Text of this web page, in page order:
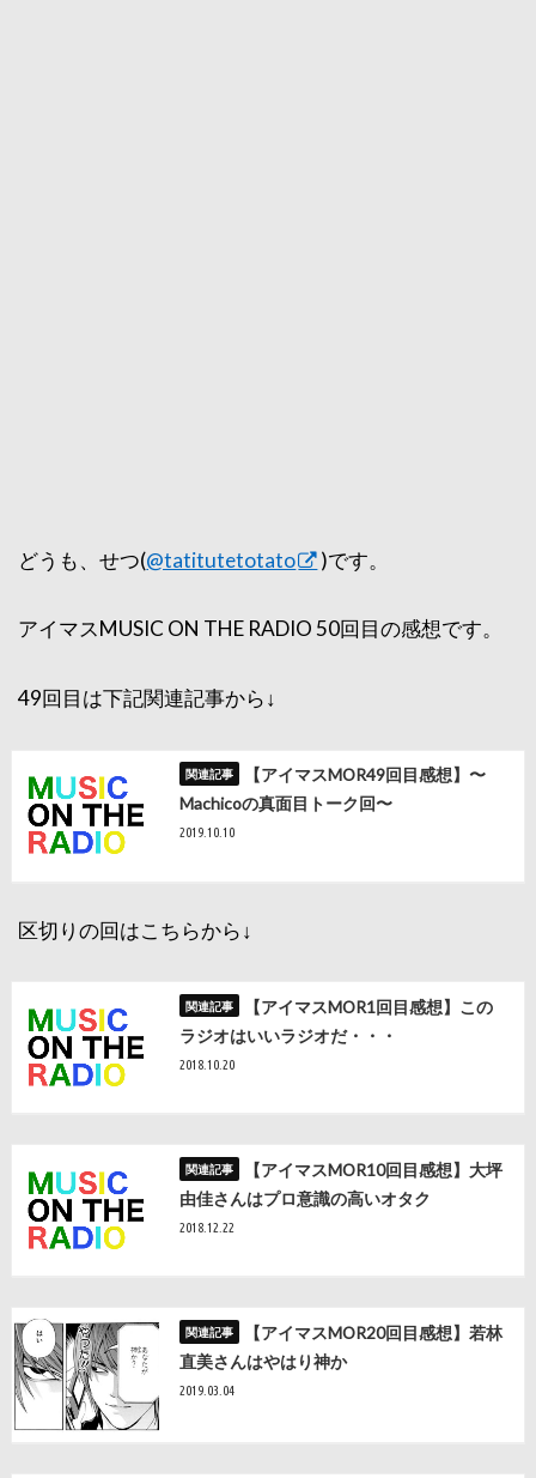
どうも、せつ(@tatitutetotato )です。
アイマスMUSIC ON THE RADIO 50回目の感想です。
49回目は下記関連記事から↓
【アイマスMOR49回目感想】〜
Machicoの真面目トーク回〜
2019.10.10
区切りの回はこちらから↓
【アイマスMOR1回目感想】この
ラジオはいいラジオだ・・・
2018.10.20
【アイマスMOR10回目感想】大坪
由佳さんはプロ意識の高いオタク
2018.12.22
【アイマスMOR20回目感想】若林
直美さんはやはり神か
2019.03.04